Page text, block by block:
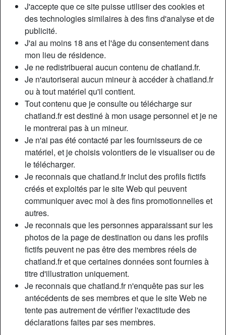
J'accepte que ce site puisse utiliser des cookies et
des technologies similaires à des fins d'analyse et de
publicité.
J'ai au moins 18 ans et l'âge du consentement dans
mon lieu de résidence.
Je ne redistribuerai aucun contenu de chatland.fr.
Je n'autoriserai aucun mineur à accéder à chatland.fr
ou à tout matériel qu'il contient.
Tout contenu que je consulte ou télécharge sur
chatland.fr est destiné à mon usage personnel et je ne
le montrerai pas à un mineur.
Je n'ai pas été contacté par les fournisseurs de ce
matériel, et je choisis volontiers de le visualiser ou de
le télécharger.
Je reconnais que chatland.fr inclut des profils fictifs
créés et exploités par le site Web qui peuvent
communiquer avec moi à des fins promotionnelles et
autres.
Je reconnais que les personnes apparaissant sur les
photos de la page de destination ou dans les profils
fictifs peuvent ne pas être des membres réels de
chatland.fr et que certaines données sont fournies à
titre d'illustration uniquement.
Je reconnais que chatland.fr n'enquête pas sur les
antécédents de ses membres et que le site Web ne
tente pas autrement de vérifier l'exactitude des
déclarations faites par ses membres.
Nickname:
Âge:
32
Pays:
France
Département:
Sexe:
Femme
Sexualité:
Relation:
Célibataire
Couleur des cheveux:
Brunette
Couleur des yeux:
Brun
Taille:
Poids:
51 Kg
Épilé(e):
Oui
Fumeur(euse):
Non
person_pin Description
Je suis Rachel, je me trouve pas mal, mais c’est difficile de
se juger soi-même. Rassurez-vous je ne suis pas vénale,
c’est gratuit pour un plan avec moi, il faut le préciser, on ne